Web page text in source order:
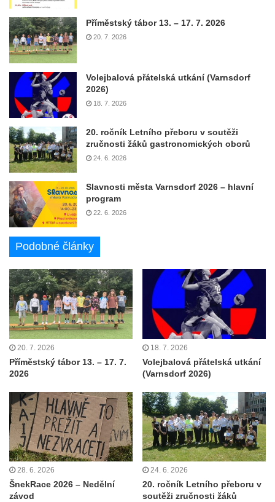
Příměstský tábor 13. – 17. 7. 2026
20. 7. 2026
Volejbalová přátelská utkání (Varnsdorf
2026)
18. 7. 2026
20. ročník Letního přeboru v soutěži
zručnosti žáků gastronomických oborů
24. 6. 2026
Slavnosti města Varnsdorf 2026 – hlavní
program
22. 6. 2026
Podobné články
20. 7. 2026
Příměstský tábor 13. – 17. 7.
2026
18. 7. 2026
Volejbalová přátelská utkání
(Varnsdorf 2026)
28. 6. 2026
ŠnekRace 2026 – Nedělní
závod
24. 6. 2026
20. ročník Letního přeboru v
soutěži zručnosti žáků